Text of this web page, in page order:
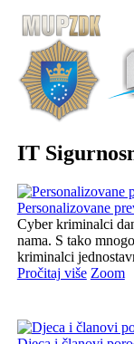
IT
Personalizovane
Cyber kriminalci
nama. S tako
kriminalci
Pročitaj više Zoom